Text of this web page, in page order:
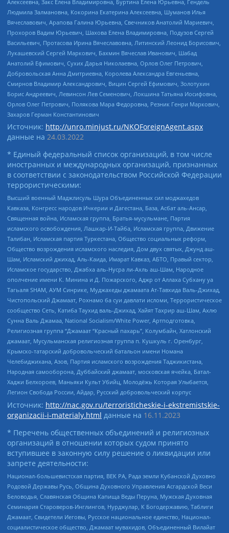
Алексеевна, Закс Елена Владимировна, Буртина Елена Юрьевна, Гендель
Людмила Залмановна, Кокорина Екатерина Алексеевна, Шуманов Илья
Вячеславович, Арапова Галина Юрьевна, Свечников Анатолий Мариевич,
Прохоров Вадим Юрьевич, Шахова Елена Владимировна, Подузов Сергей
Васильевич, Протасова Ирина Вячеславовна, Литинский Леонид Борисович,
Лукашевский Сергей Маркович, Бахмин Вячеслав Иванович, Шабад
Анатолий Ефимович, Сухих Дарья Николаевна, Орлов Олег Петрович,
Добровольская Анна Дмитриевна, Королева Александра Евгеньевна,
Смирнов Владимир Александрович, Вицин Сергей Ефимович, Золотухин
Борис Андреевич, Левинсон Лев Семенович, Локшина Татьяна Иосифовна,
Орлов Олег Петрович, Полякова Мара Федоровна, Резник Генри Маркович,
Захаров Герман Константинович
Источник: http://unro.minjust.ru/NKOForeignAgent.aspx
данные на 24.03.2022
* Единый федеральный список организаций, в том числе
иностранных и международных организаций, признанных
в соответствии с законодательством Российской Федерации
террористическими:
Высший военный Маджлисуль Шура Объединенных сил моджахедов
Кавказа, Конгресс народов Ичкерии и Дагестана, База, Асбат аль-Ансар,
Священная война, Исламская группа, Братья-мусульмане, Партия
исламского освобождения, Лашкар-И-Тайба, Исламская группа, Движение
Талибан, Исламская партия Туркестана, Общество социальных реформ,
Общество возрождения исламского наследия, Дом двух святых, Джунд аш-
Шам, Исламский джихад, Аль-Каида, Имарат Кавказ, АБТО, Правый сектор,
Исламское государство, Джабха аль-Нусра ли-Ахль аш-Шам, Народное
ополчение имени К. Минина и Д. Пожарского, Аджр от Аллаха Субхану уа
Тагьаля SHAM, АУМ Синрике, Муджахеды джамаата Ат-Тавхида Валь-Джихад,
Чистопольский Джамаат, Рохнамо ба суи давлати исломи, Террористическое
сообщество Сеть, Катиба Таухид валь-Джихад, Хайят Тахрир аш-Шам, Ахлю
Сунна Валь Джамаа, National Socialism/White Power, Артподготовка,
Религиозная группа “Джамаат “Красный пахарь”, Колумбайн, Хатлонский
джамаат, Мусульманская религиозная группа п. Кушкуль г. Оренбург,
Крымско-татарский добровольческий батальон имени Номана
Челебиджихана, Азов, Партия исламского возрождения Таджикистана,
Народная самооборона, Дуббайский джамаат, московская ячейка, Батал-
Хаджи Белхороев, Маньяки Культ Убийц, Молодёжь Которая Улыбается,
Легион Свобода России, Айдар, Русский добровольческий корпус
Источник: http://nac.gov.ru/terroristicheskie-i-ekstremistskie-
organizacii-i-materialy.html данные на 16.11.2023
* Перечень общественных объединений и религиозных
организаций в отношении которых судом принято
вступившее в законную силу решение о ликвидации или
запрете деятельности:
Национал-большевистская партия, ВЕК РА, Рада земли Кубанской Духовно
Родовой Державы Русь, Община Духовного Управления Асгардской Веси
Беловодья, Славянская Община Капища Веды Перуна, Мужская Духовная
Семинария Староверов-Инглингов, Нурджулар, К Богодержавию, Таблиги
Джамаат, Свидетели Иеговы, Русское национальное единство, Национал-
социалистическое общество, Джамаат мувахидов, Объединенный Вилайат